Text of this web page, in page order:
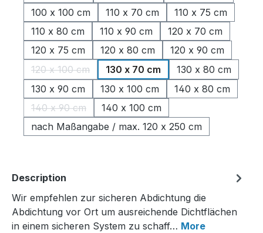
100 x 100 cm
110 x 70 cm
110 x 75 cm
110 x 80 cm
110 x 90 cm
120 x 70 cm
120 x 75 cm
120 x 80 cm
120 x 90 cm
120 x 100 cm
(This option is currently unavailable.)
130 x 70 cm
130 x 80 cm
130 x 90 cm
130 x 100 cm
140 x 80 cm
140 x 90 cm
(This option is currently unavailable.)
140 x 100 cm
nach Maßangabe / max. 120 x 250 cm
Description
Wir empfehlen zur sicheren Abdichtung die
Abdichtung vor Ort um ausreichende Dichtflächen
in einem sicheren System zu schaff… More